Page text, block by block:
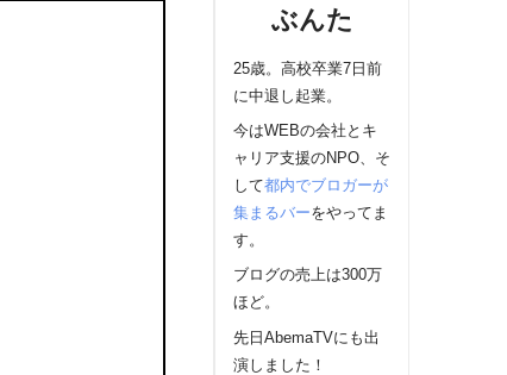
ぶんた
25歳。高校卒業7日前
に中退し起業。
今はWEBの会社とキ
ャリア支援のNPO、そ
して都内でブロガーが
集まるバーをやってま
す。
ブログの売上は300万
ほど。
先日AbemaTVにも出
演しました！